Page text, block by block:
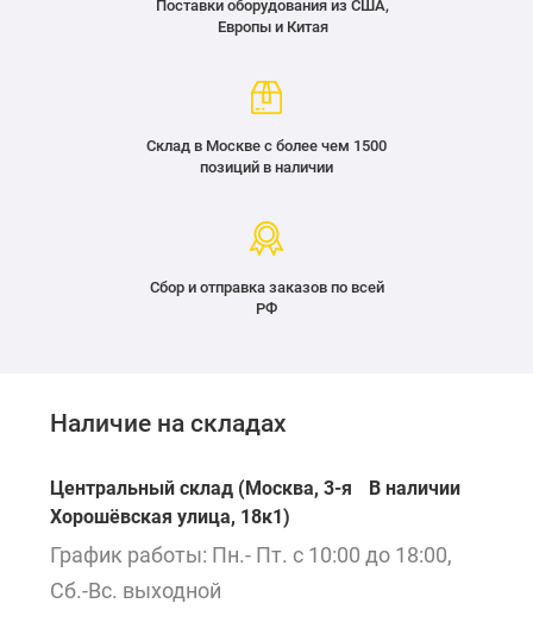
Поставки оборудования из США,
Европы и Китая
Склад в Москве с более чем 1500
позиций в наличии
Сбор и отправка заказов по всей
РФ
Наличие на складах
Центральный склад (Москва, 3-я
Хорошёвская улица, 18к1)
В наличии
График работы: Пн.- Пт. с 10:00 до 18:00,
Сб.-Вс. выходной